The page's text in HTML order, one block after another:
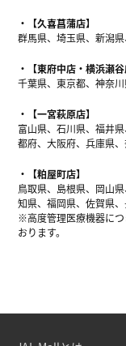
【久喜菖蒲店】
群馬県、埼玉県、新潟
【東府中店・横浜瀬谷
千葉県、東京都、神奈
【一宮萩原店】
富山県、石川県、福井
都府、大阪府、兵庫県
【粕屋町店】
鳥取県、島根県、岡山
知県、福岡県、佐賀県
※高度管理医療機器に
おります。